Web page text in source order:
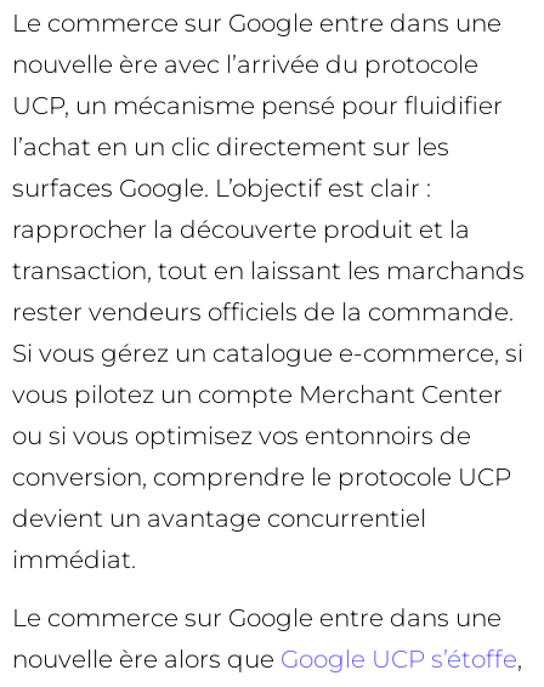
Le commerce sur Google entre dans une
nouvelle ère avec l’arrivée du protocole
UCP, un mécanisme pensé pour fluidifier
l’achat en un clic directement sur les
surfaces Google. L’objectif est clair :
rapprocher la découverte produit et la
transaction, tout en laissant les marchands
rester vendeurs officiels de la commande.
Si vous gérez un catalogue e-commerce, si
vous pilotez un compte Merchant Center
ou si vous optimisez vos entonnoirs de
conversion, comprendre le protocole UCP
devient un avantage concurrentiel
immédiat.
Le commerce sur Google entre dans une
nouvelle ère alors que Google UCP s’étoffe,